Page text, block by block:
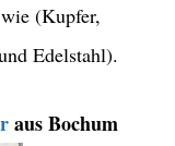
(Kupfer,
Edelstahl).
aus Bochum